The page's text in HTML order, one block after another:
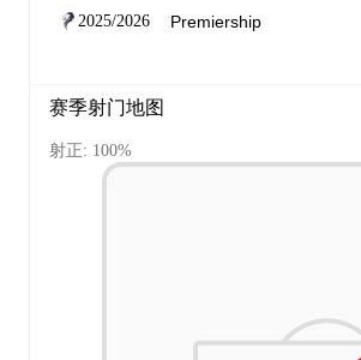
2025/2026
赛季射门地图
射正: 100%